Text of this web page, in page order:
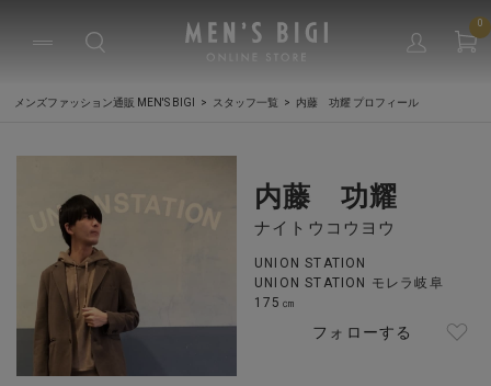
0
メンズファッション通販 MEN'S BIGI スタッフ一覧 内藤 功耀 プロフィール
内藤 功耀
ナイトウコウヨウ
UNION STATION
UNION STATION モレラ岐阜
175㎝
フォローする